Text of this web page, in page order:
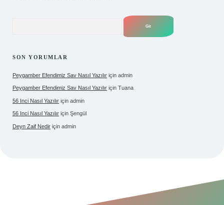
SON YORUMLAR
Peygamber Efendimiz Sav Nasıl Yazılır için admin
Peygamber Efendimiz Sav Nasıl Yazılır için Tuana
56 Inci Nasıl Yazılır için admin
56 Inci Nasıl Yazılır için Şengül
Deyn Zaif Nedir için admin